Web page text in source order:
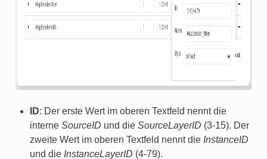
ID: Der erste Wert im oberen Textfeld nennt die
interne SourceID und die SourceLayerID (3-15). Der
zweite Wert im oberen Textfeld nennt die InstanceID
und die InstanceLayerID (4-79).